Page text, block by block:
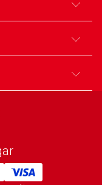
E-handel